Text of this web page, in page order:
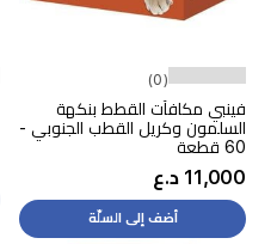
(0)
فينبي مكافآت القطط بنكهة
السلمون وكريل القطب الجنوبي -
60 قطعة
11,000 د.ع
أضف إلى السلّة